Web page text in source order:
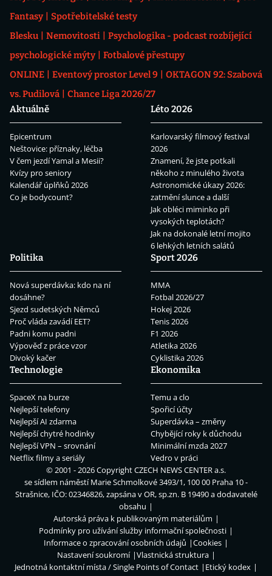
Fantasy
Spotřebitelské testy
Blesku
Nemovitosti
Psychologika - podcast rozbíjející
psychologické mýty
Fotbalové přestupy
ONLINE
Eventový prostor Level 9
OKTAGON 92: Szabová
vs. Pudilová
Chance Liga 2026/27
Aktuálně
Epicentrum
Neštovice: příznaky, léčba
V čem jezdí Yamal a Mesii?
Kvízy pro seniory
Kalendář úplňků 2026
Co je bodycount?
Léto 2026
Karlovarský filmový festival
2026
Znamení, že jste potkali
někoho z minulého života
Astronomické úkazy 2026:
zatmění slunce a další
Jak obléci miminko při
vysokých teplotách?
Jak na dokonalé letní mojito
6 lehkých letních salátů
Politika
Nová superdávka: kdo na ní
dosáhne?
Sjezd sudetských Němců
Proč vláda zavádí EET?
Padni komu padni
Výpověď z práce vzor
Divoký kačer
Sport 2026
MMA
Fotbal 2026/27
Hokej 2026
Tenis 2026
F1 2026
Atletika 2026
Cyklistika 2026
Technologie
SpaceX na burze
Nejlepší telefony
Nejlepší AI zdarma
Nejlepší chytré hodinky
Nejlepší VPN – srovnání
Netflix filmy a seriály
Ekonomika
Temu a clo
Spořicí účty
Superdávka – změny
Chybějící roky k důchodu
Minimální mzda 2027
Vedro v práci
© 2001 - 2026 CopyrightCZECH NEWS CENTER a.s.
se sídlem náměstí Marie Schmolkové 3493/1, 100 00 Praha 10 -
Strašnice, IČO: 02346826, zapsána v OR, sp.zn. B 19490 a dodavatelé
obsahu
Autorská práva k publikovaným materiálům
Podmínky pro užívání služby informační společnosti
Informace o zpracování osobních údajů
Cookies
Nastavení soukromí
Vlastnická struktura
Jednotná kontaktní místa / Single Points of Contact
Etický kodex